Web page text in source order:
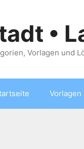
•
Vorlagen und
Vorlagen